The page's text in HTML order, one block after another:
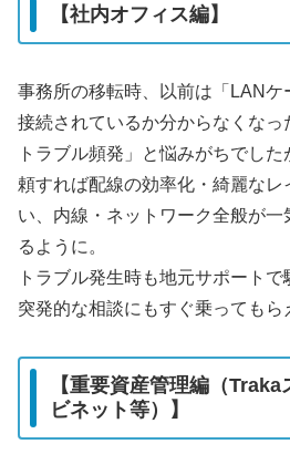
【社内オフィス編】
事務所の移転時、以前は「LAN
接続されているか分からなくな
トラブル頻発」と悩みがちでし
頼すれば配線の効率化・綺麗な
い、内線・ネットワーク全般が一
るように。
トラブル発生時も地元サポートで
突発的な相談にもすぐ乗ってもら
【重要資産管理編（
ビネット等）】